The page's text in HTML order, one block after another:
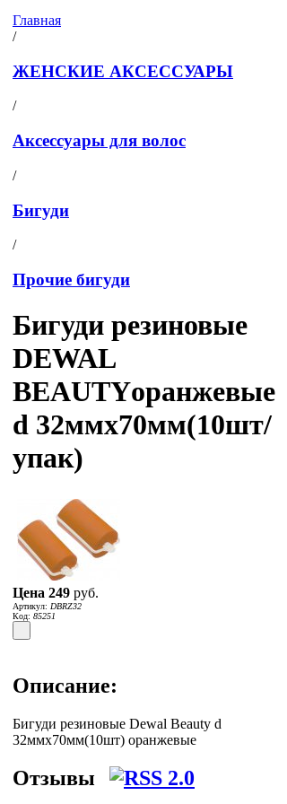
Главная
/
ЖЕНСКИЕ АКСЕССУАРЫ
/
Аксессуары для волос
/
Бигуди
/
Прочие бигуди
Бигуди резиновые
DEWAL
BEAUTYоранжевые
d 32ммx70мм(10шт/
упак)
Цена 249 руб.
Артикул: DBRZ32
Код: 85251
Описание:
Бигуди резиновые Dewal Beauty d
32ммx70мм(10шт) оранжевые
Отзывы